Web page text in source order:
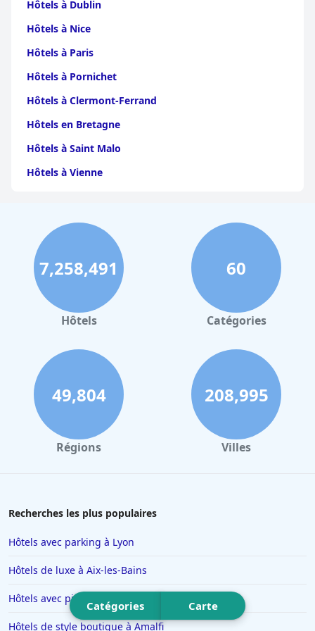
Hôtels à Dublin
Hôtels à Nice
Hôtels à Paris
Hôtels à Pornichet
Hôtels à Clermont-Ferrand
Hôtels en Bretagne
Hôtels à Saint Malo
Hôtels à Vienne
Hôtels à Perpignan
Hôtels au Grand-Bornand
Hôtels à Strasbourg
Hôtels à Valence
Hôtels à Gerardmer
Hôtels à Palerme
Hôtels à Dinard
Hôtels à Biarritz
Hôtels à Verbier
Hôtels en Savoie
Hôtels à Saint-Martin-de-Belleville
Hôtels à Chamonix-Mont-Blanc
Catégories Carte
7,258,491
Hôtels
60
Catégories
49,804
Régions
208,995
Villes
Recherches les plus populaires
Hôtels avec parking à Lyon
Hôtels de luxe à Aix-les-Bains
Hôtels avec piscine à Nyons
Hôtels de style boutique à Amalfi